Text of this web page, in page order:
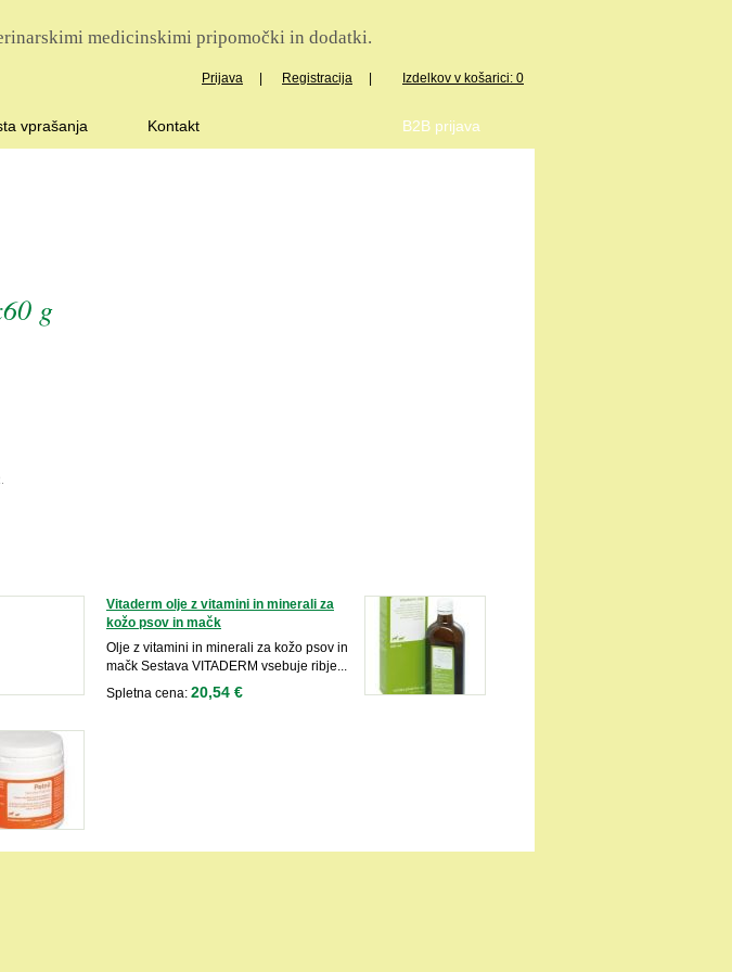
medicinskimi pripomočki in dodatki.
Prijava Registracija Izdelkov v košarici: 0
vprašanja Kontakt B2B prijava
g
Vitaderm olje z vitamini in minerali za
kožo psov in mačk
Olje z vitamini in minerali za kožo psov in
mačk Sestava VITADERM vsebuje ribje...
Spletna cena: 20,54 €